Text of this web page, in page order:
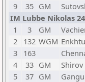
9
35 GM
IM Lubbe Nikolas
1
3 GM
2
132 WGM
3
163
4
33 GM Shirov
5
37 GM